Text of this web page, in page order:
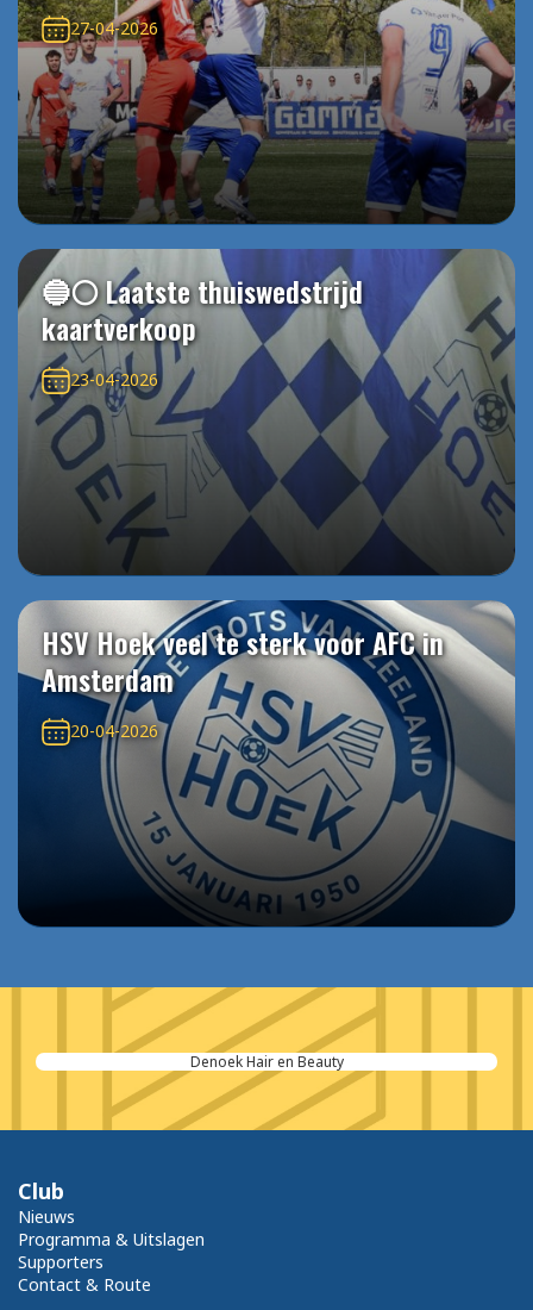
27-04-2026
🔵⚪️ Laatste thuiswedstrijd
kaartverkoop
23-04-2026
HSV Hoek veel te sterk voor AFC in
Amsterdam
20-04-2026
Denoek Hair en Beauty
Club
Nieuws
Programma & Uitslagen
Supporters
Contact & Route